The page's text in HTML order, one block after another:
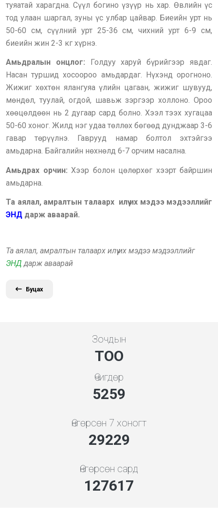
туяатай харагдна. Сүүл богино үзүүр нь хар. Өвлийн үс
тод улаан шаргал, зуны үс улбар цайвар. Биеийн урт нь
50-60 см, сүүлний урт 25-36 см, чихний урт 6-9 см,
биеийн жин 2-3 кг хүрнэ.
Амьдралын онцлог:
Голдуу харуй бүрийгээр явдаг.
Насан туршид хосоороо амьдардаг. Нүхэнд орогноно.
Жижиг хөхтөн ялангуяа үлийн цагаан, жижиг шувууд,
мөндөл, туулай, огдой, шавьж зэргээр холлоно. Ороо
хөөцөлдөөн нь 2 дугаар сард болно. Хээл тээх хугацаа
50-60 хоног. Жилд нэг удаа төллөх бөгөөд дунджаар 3-6
гавар төрүүлнэ. Гаврууд намар болтол эхтэйгээ
амьдарна. Байгалийн нөхнөлд 6-7 орчим насална.
Амьдрах орчин: Хээр болон цөлөрхөг хээрт байршин
амьдарна.
Та аялал, амралтын талаарх илүү их мэдээ мэдээллийг
ЭНД дарж аваарай.
Та аялал, амралтын талаарх илүү их мэдээ мэдээллийг
ЭНД дарж аваарай
Буцах
Зочдын
ТОО
Өчигдөр
5843
Өнгөрсөн 7 хоногт
32477
Өнгөрсөн сард
141797